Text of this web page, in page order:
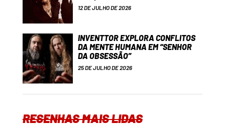
12 DE JULHO DE 2026
INVENTTOR EXPLORA CONFLITOS
DA MENTE HUMANA EM “SENHOR
DA OBSESSÃO”
25 DE JULHO DE 2026
RESENHAS MAIS LIDAS